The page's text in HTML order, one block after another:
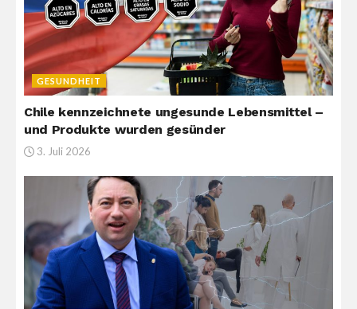
GESUNDHEIT
Chile kennzeichnete ungesunde Lebensmittel –
und Produkte wurden gesünder
3. Juli 2026